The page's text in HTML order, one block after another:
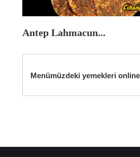
Antep Lahmacun...
Menümüzdeki yemekleri